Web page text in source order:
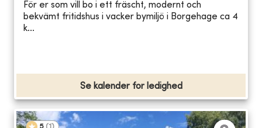
För er som vill bo i ett fräscht, modernt och
bekvämt fritidshus i vacker bymiljö i Borgehage ca 4
k...
Se kalender for ledighed